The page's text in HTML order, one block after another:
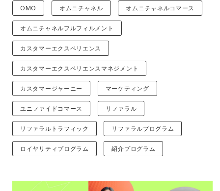
OMO オムニチャネル オムニチャネルコマース
オムニチャネルフルフィルメント
カスタマーエクスペリエンス
カスタマーエクスペリエンスマネジメント
カスタマージャーニー マーケティング
ユニファイドコマース リファラル
リファラルトラフィック リファラルプログラム
ロイヤリティプログラム 紹介プログラム